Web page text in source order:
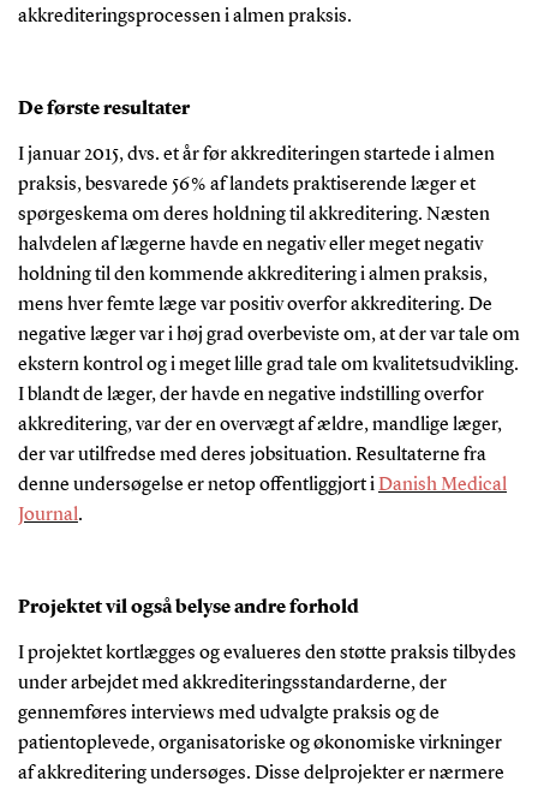
akkrediteringsprocessen i almen praksis.
De første resultater
I januar 2015, dvs. et år før akkrediteringen startede i almen
praksis, besvarede 56 % af landets praktiserende læger et
spørgeskema om deres holdning til akkreditering. Næsten
halvdelen af lægerne havde en negativ eller meget negativ
holdning til den kommende akkreditering i almen praksis,
mens hver femte læge var positiv overfor akkreditering. De
negative læger var i høj grad overbeviste om, at der var tale om
ekstern kontrol og i meget lille grad tale om kvalitetsudvikling.
I blandt de læger, der havde en negative indstilling overfor
akkreditering, var der en overvægt af ældre, mandlige læger,
der var utilfredse med deres jobsituation. Resultaterne fra
denne undersøgelse er netop offentliggjort iDanish Medical
Journal.
Projektet vil også belyse andre forhold
I projektet kortlægges og evalueres den støtte praksis tilbydes
under arbejdet med akkrediteringsstandarderne, der
gennemføres interviews med udvalgte praksis og de
patientoplevede, organisatoriske og økonomiske virkninger
af akkreditering undersøges. Disse delprojekter er nærmere